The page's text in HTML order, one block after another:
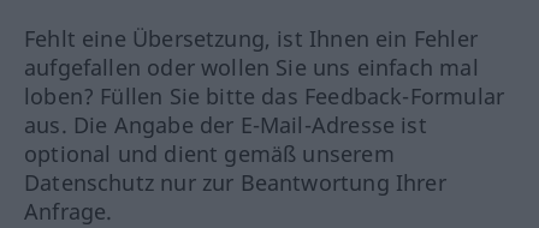
Fehlt eine Übersetzung, ist Ihnen ein Fehler
aufgefallen oder wollen Sie uns einfach mal
loben? Füllen Sie bitte das Feedback-Formular
aus. Die Angabe der E-Mail-Adresse ist
optional und dient gemäß unserem
Datenschutz nur zur Beantwortung Ihrer
Anfrage.